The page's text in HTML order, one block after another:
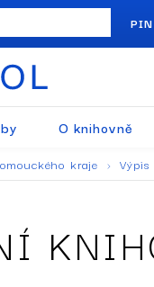
PIN
O knihovně
kraje